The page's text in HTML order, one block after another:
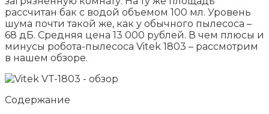
рассчитан бак с водой объемом 100 мл. Уровень
шума почти такой же, как у обычного пылесоса –
68 дБ. Средняя цена 13 000 рублей. В чем плюсы и
минусы робота-пылесоса Vitek 1803 – рассмотрим
в нашем обзоре.
Содержание